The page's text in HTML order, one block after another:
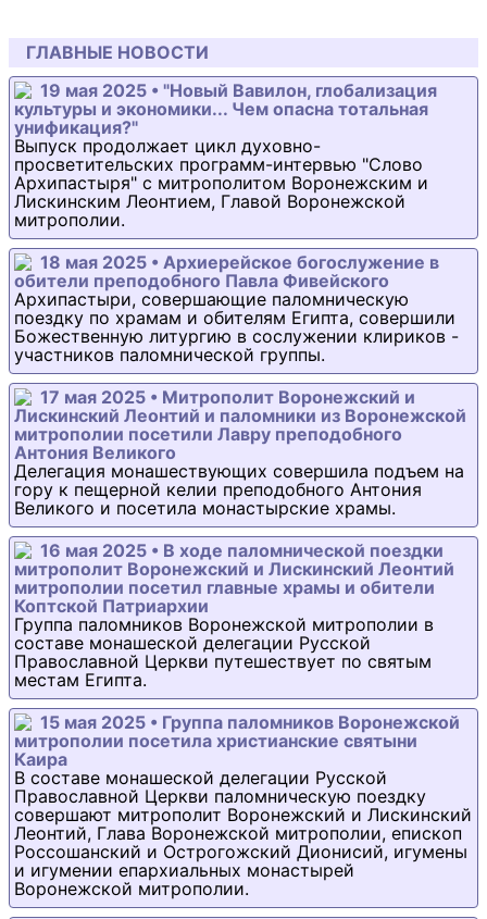
ГЛАВНЫЕ НОВОСТИ
19 мая 2025 • "Новый Вавилон, глобализация
культуры и экономики... Чем опасна тотальная
унификация?"
Выпуск продолжает цикл духовно-
просветительских программ-интервью "Слово
Архипастыря" с митрополитом Воронежским и
Лискинским Леонтием, Главой Воронежской
митрополии.
18 мая 2025 • Архиерейское богослужение в
обители преподобного Павла Фивейского
Архипастыри, совершающие паломническую
поездку по храмам и обителям Египта, совершили
Божественную литургию в сослужении клириков -
участников паломнической группы.
17 мая 2025 • Митрополит Воронежский и
Лискинский Леонтий и паломники из Воронежской
митрополии посетили Лавру преподобного
Антония Великого
Делегация монашествующих совершила подъем на
гору к пещерной келии преподобного Антония
Великого и посетила монастырские храмы.
16 мая 2025 • В ходе паломнической поездки
митрополит Воронежский и Лискинский Леонтий
митрополии посетил главные храмы и обители
Коптской Патриархии
Группа паломников Воронежской митрополии в
составе монашеской делегации Русской
Православной Церкви путешествует по святым
местам Египта.
15 мая 2025 • Группа паломников Воронежской
митрополии посетила христианские святыни
Каира
В составе монашеской делегации Русской
Православной Церкви паломническую поездку
совершают митрополит Воронежский и Лискинский
Леонтий, Глава Воронежской митрополии, епископ
Россошанский и Острогожский Дионисий, игумены
и игумении епархиальных монастырей
Воронежской митрополии.